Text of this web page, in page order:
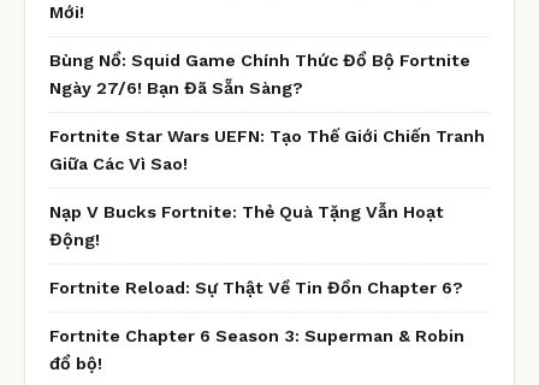
Mới!
Bùng Nổ: Squid Game Chính Thức Đổ Bộ Fortnite
Ngày 27/6! Bạn Đã Sẵn Sàng?
Fortnite Star Wars UEFN: Tạo Thế Giới Chiến Tranh
Giữa Các Vì Sao!
Nạp V Bucks Fortnite: Thẻ Quà Tặng Vẫn Hoạt
Động!
Fortnite Reload: Sự Thật Về Tin Đồn Chapter 6?
Fortnite Chapter 6 Season 3: Superman & Robin
đổ bộ!